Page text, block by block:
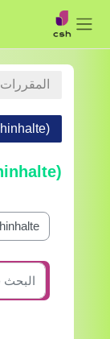
واجهة جانبية
تصنيفات
البحث